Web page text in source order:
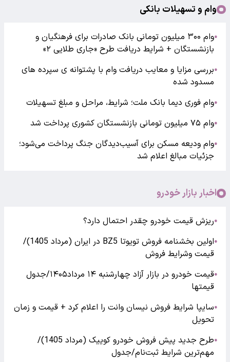
وام و تسهیلات بانکی
●
وام ۳۰۰ میلیون تومانی بانک صادرات برای فرهنگیان و
بازنشستگان + شرایط دریافت طرح «جاری طلایی ۲»
●بررسی مزایا و معایب دریافت وام با پشتوانه ی سپرده های
مسدود شده
●وام فوری دیما بانک ملت؛ شرایط، مراحل و مبلغ تسهیلات
●وام ۷۵ میلیون تومانی بازنشستگان کشوری پرداخت شد
●وام ودیعه مسکن برای آسیب‌دیدگان جنگ پرداخت می‌شود؛
جزئیات مبالغ اعلام شد
اخبار بازار خودرو
●ریزش قیمت خودرو چقدر احتمال دارد؟
●
اولین بخشنامه فروش تویوتا BZ5 در ایران (مرداد 1405)/
قیمت وشرایط فروش
●
قیمت خودرو در بازار آزاد چهارشنبه ۱۴ مرداد۱۴۰۵/جدول
قیمتها
●سایپا شرایط فروش نیسان وانت را اعلام کرد + قیمت و زمان
تحویل
●
طرح جدید پیش فروش خودرو کوییک (مرداد 1405)/
مهم‌ترین شرایط ثبت‌نام/جدول